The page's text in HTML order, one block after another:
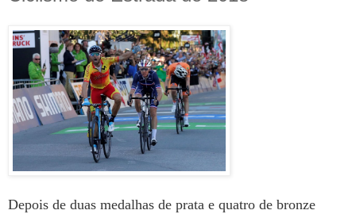
Depois de duas medalhas de prata e quatro de bronze